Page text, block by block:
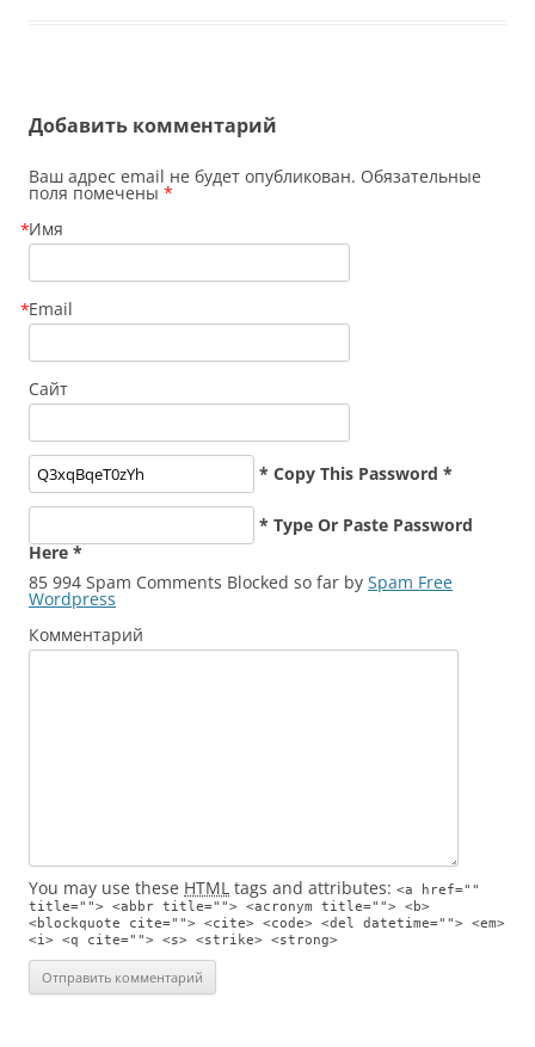
Добавить комментарий
Ваш адрес email не будет опубликован. Обязательные
поля помечены *
Имя
*
Email
*
Сайт
* Copy This Password *
* Type Or Paste Password
Here *
85 994 Spam Comments Blocked so far by Spam Free
Wordpress
Комментарий
You may use these HTML tags and attributes: <a href=""
title=""> <abbr title=""> <acronym title=""> <b>
<blockquote cite=""> <cite> <code> <del datetime=""> <em>
<i> <q cite=""> <s> <strike> <strong>